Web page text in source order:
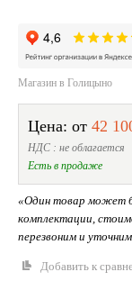
Магазин в Голицыно
Цена: от 42
НДС : не облагается
Есть в продаже
«Один товар может
комплектации,
перезвоним и уточним
Добавить к